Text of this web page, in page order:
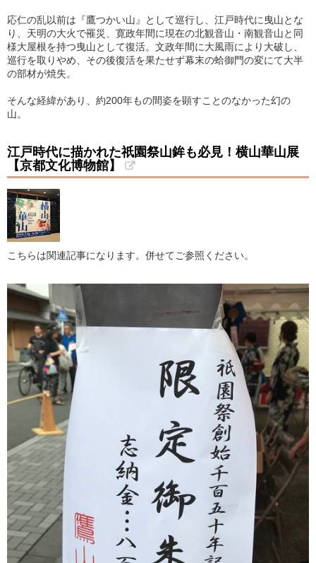
応仁の乱以前は『鷹つかい山』として巡行し、江戸時代に曳山とな
り、天明の大火で罹災、寛政年間に現在の北観音山・南観音山と同
様大屋根を持つ曳山として復活。文政年間に大風雨により大破し、
巡行を取りやめ、その後復活を果たせず幕末の蛤御門の変にて大半
の部材が焼失。
そんな経緯があり、約200年もの間姿を顕すことのなかった幻の
山。
江戸時代に描かれた祇園祭山鉾も必見！横山華山展
【京都文化博物館】
こちらは関連記事になります。併せてご参照ください。